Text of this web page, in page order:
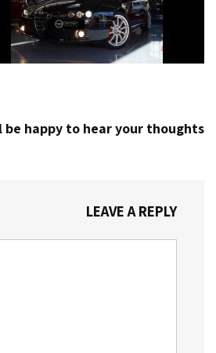
be happy to hear your thoughts
LEAVE A REPLY